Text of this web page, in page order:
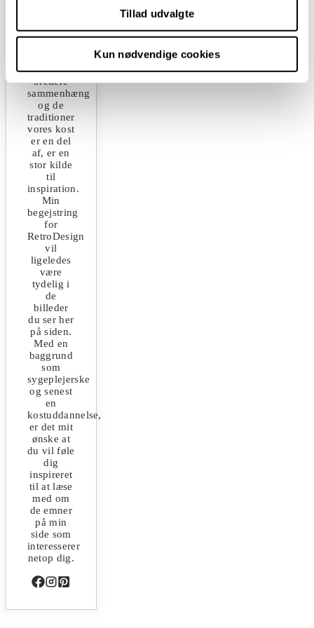
Tillad udvalgte
Kun nødvendige cookies
naturligt
den
bredere
sammenhæng
og de
traditioner
vores kost
er en del
af, er en
stor kilde
til
inspiration.
Min
begejstring
for
RetroDesign
vil
ligeledes
være
tydelig i
de
billeder
du ser her
på siden.
Med en
baggrund
som
sygeplejerske
og senest
en
kostuddannelse,
er det mit
ønske at
du vil føle
dig
inspireret
til at læse
med om
de emner
på min
side som
interesserer
netop dig.